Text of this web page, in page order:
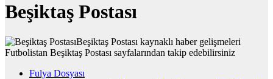
Beşiktaş Postası
Beşiktaş Postası kaynaklı haber gelişmeleri
Futbolistan Beşiktaş Postası sayfalarından takip edebilirsiniz
Fulya Dosyası